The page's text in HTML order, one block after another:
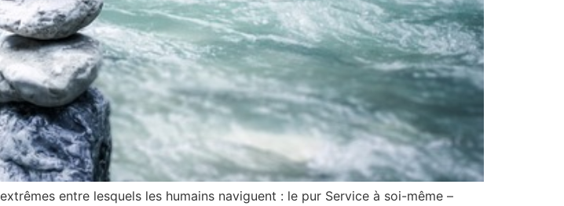
entre lesquels les humains naviguent : le pur Service à soi-même –